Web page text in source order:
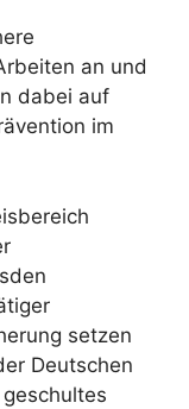
an und
dabei auf
im
setzen
Deutschen